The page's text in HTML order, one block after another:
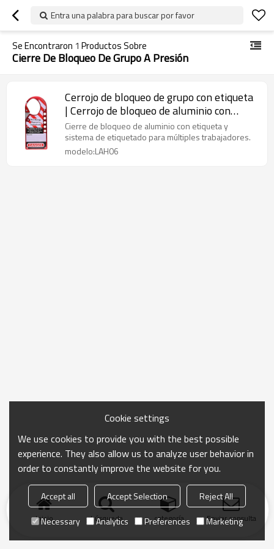
Entra una palabra para buscar por favor
Se Encontraron 1 Productos Sobre
Cierre De Bloqueo De Grupo A Presión
Cerrojo de bloqueo de grupo con etiqueta
| Cerrojo de bloqueo de aluminio con
etiqueta | Fabricante chino de cerrojos de
seguridad
Cierre de bloqueo de aluminio con etiqueta y
sistema de etiquetado para múltiples trabajadores.
modelo:LAH06
Inicio búsqueda categoría Enviar consulta
Cookie settings
We use cookies to provide you with the best possible
experience. They also allow us to analyze user behavior in
order to constantly improve the website for you.
Accept all Accept Selection
Reject All
Necessary
Analytics Preferences Marketing